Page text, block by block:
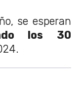
se esperan
los 30